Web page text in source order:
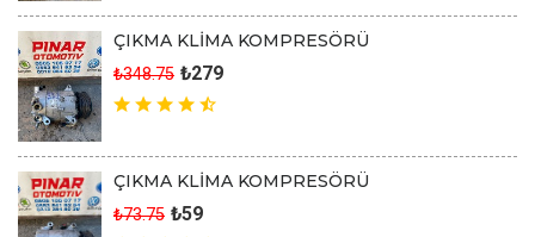
ÇIKMA KLİMA KOMPRESÖRÜ
₺348.75 ₺279
ÇIKMA KLİMA KOMPRESÖRÜ
₺73.75 ₺59